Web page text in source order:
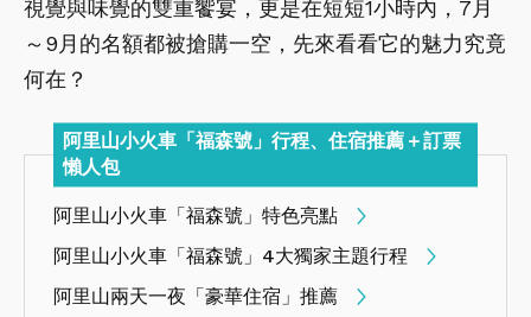
視覺與味覺的雙重饗宴，更是在短短1小時內，7月
～9月的名額都被搶購一空，先來看看它的魅力究竟
何在？
阿里山小火車「福森號」行程、住宿推薦＋訂票
懶人包
阿里山小火車「福森號」特色亮點
阿里山小火車「福森號」4大獨家主題行程
阿里山兩天一夜「豪華住宿」推薦